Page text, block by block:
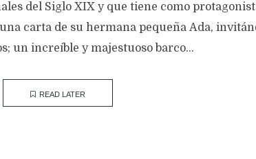
del Siglo XIX y que tiene como
carta de su hermana pequeña Ada,
un increíble y majestuoso barco...
READ LATER